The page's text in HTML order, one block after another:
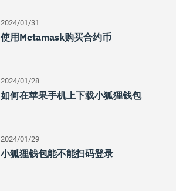
2024/01/31
使用Metamask购买合约币
2024/01/28
如何在苹果手机上下载小狐狸钱包
2024/01/29
小狐狸钱包能不能扫码登录